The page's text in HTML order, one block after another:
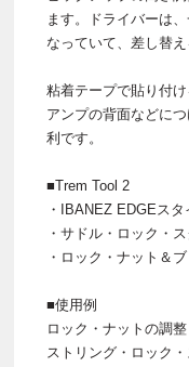
ます。ドライバーは
なっていて、差し替
粘着テープで貼り付
アンプの背面などに
利です。
■Trem Tool 2
・IBANEZ EDGEスタ
・サドル・ロック・
・ロック・ナット＆
■使用例
ロック・ナットの調整
ストリング・ロック